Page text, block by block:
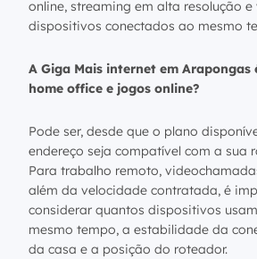
online, streaming em alta resolução e
dispositivos conectados ao mesmo
A Giga Mais internet em
home office e jogos online?
Pode ser, desde que o plano
endereço seja compatível com a sua
Para trabalho remoto,
além da velocidade contratada, é
considerar quantos dispositivos
mesmo tempo, a estabilidade da
da casa e a posição do roteador.